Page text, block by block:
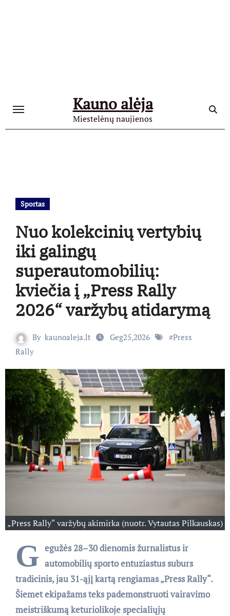
Kauno alėja
Miestelėnų naujienos
Sportas
Nuo kolekcinių vertybių
iki galingų
superautomobilių:
kviečia į „Press Rally
2026“ varžybų atidarymą
By kaunoaleja.lt Geg25,2026 #Press
Rally
„Press Rally“ varžybų akimirka (nuotr. Vytautas Pilkauskas)
G egužės 28–30 dienomis žurnalistus ir
automobilių sporto entuziastus suburs
tradicinis, jau 31-ąjį kartą rengiamas „Press Rally“.
Šiemet ekipažams teks pademonstruoti vairavimo
meistriškumą keturiolikoje specialiųjų